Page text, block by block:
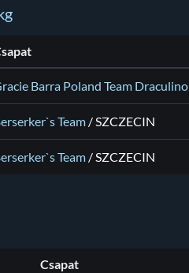
Barra Poland Team Draculino
Team /SZCZECIN
Team /SZCZECIN
Csapat